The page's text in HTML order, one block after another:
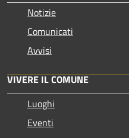
Notizie
Comunicati
Avvisi
VIVERE IL COMUNE
Luoghi
Eventi